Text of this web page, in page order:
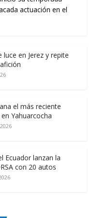
actuación en el
luce en Jerez y repite
el más reciente
en Yahuarcocha
Ecuador lanzan la
con 20 autos